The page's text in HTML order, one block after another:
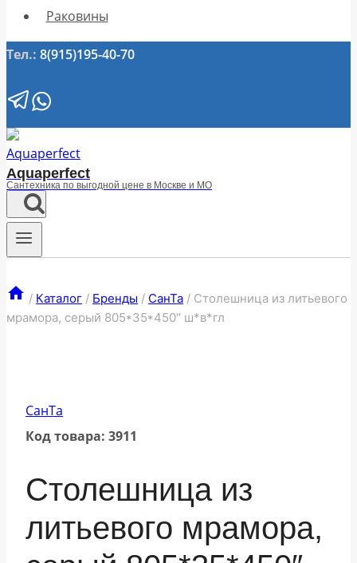
Раковины
Тел.: 8(915)195-40-70
Aquaperfect
Сантехника по выгодной цене в Москве и МО
/ Каталог / Бренды / СанТа / Столешница из литьевого
мрамора, серый 805*35*450″ ш*в*гл
СанТа
Код товара: 3911
Столешница из
литьевого мрамора,